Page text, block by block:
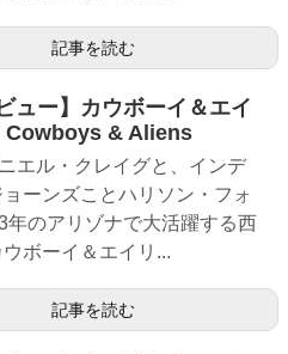
記事を読む
ュー】カウボーイ＆エイ
Cowboys & Aliens
エル・クレイグと、インデ
ョーンズことハリソン・フォ
年のアリゾナで大活躍する西
ボーイ＆エイリ...
記事を読む